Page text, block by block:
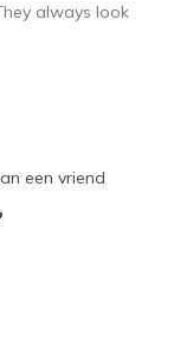
always look
een vriend